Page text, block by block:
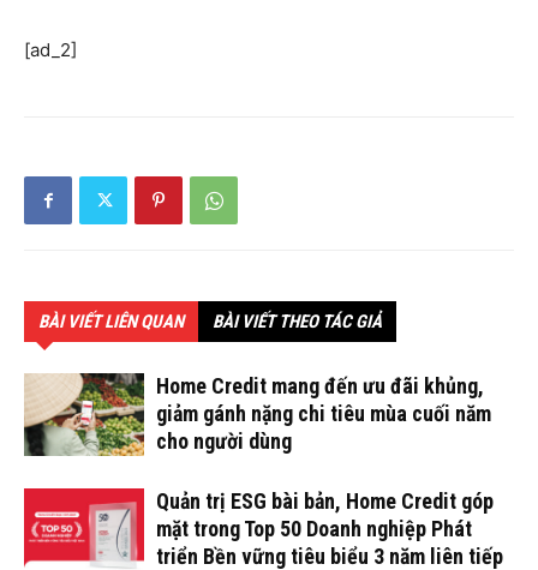
[ad_2]
BÀI VIẾT LIÊN QUAN BÀI VIẾT THEO TÁC GIẢ
Home Credit mang đến ưu đãi khủng,
giảm gánh nặng chi tiêu mùa cuối năm
cho người dùng
Quản trị ESG bài bản, Home Credit góp
mặt trong Top 50 Doanh nghiệp Phát
triển Bền vững tiêu biểu 3 năm liên tiếp